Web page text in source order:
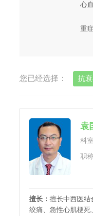
心
重
您已经选择： 抗
袁
科
职
擅长： 擅长中西医结
绞痛、急性心肌梗死